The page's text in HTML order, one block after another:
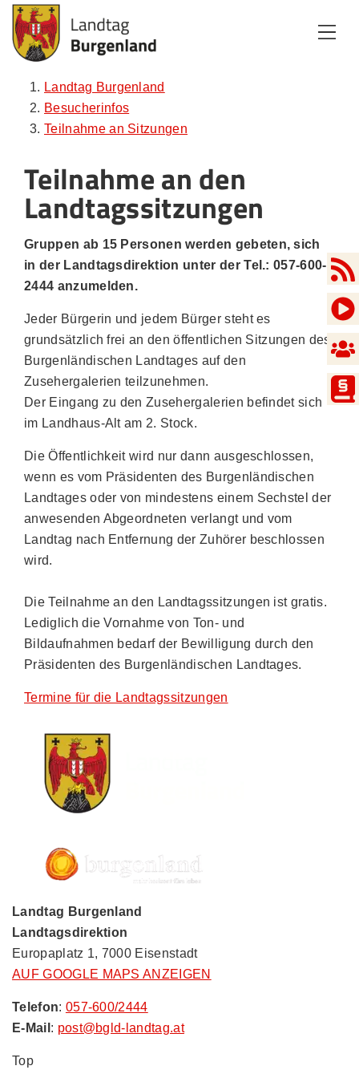
Zum Inhalt
Zum Menü
Zur Suche
Landtag Burgenland
Besucherinfos
Teilnahme an Sitzungen
Teilnahme an den
Landtagssitzungen
Gruppen ab 15 Personen werden gebeten, sich
in der Landtagsdirektion unter der Tel.: 057-600-
2444 anzumelden.
Jeder Bürgerin und jedem Bürger steht es
grundsätzlich frei an den öffentlichen Sitzungen des
Burgenländischen Landtages auf den
Zusehergalerien teilzunehmen.
Der Eingang zu den Zusehergalerien befindet sich
im Landhaus-Alt am 2. Stock.
Die Öffentlichkeit wird nur dann ausgeschlossen,
wenn es vom Präsidenten des Burgenländischen
Landtages oder von mindestens einem Sechstel der
anwesenden Abgeordneten verlangt und vom
Landtag nach Entfernung der Zuhörer beschlossen
wird.
Die Teilnahme an den Landtagssitzungen ist gratis.
Lediglich die Vornahme von Ton- und
Bildaufnahmen bedarf der Bewilligung durch den
Präsidenten des Burgenländischen Landtages.
Termine für die Landtagssitzungen
Landtag Burgenland
Landtagsdirektion
Europaplatz 1, 7000 Eisenstadt
AUF GOOGLE MAPS ANZEIGEN
Telefon: 057-600/2444
E-Mail : post@bgld-landtag.at
Top